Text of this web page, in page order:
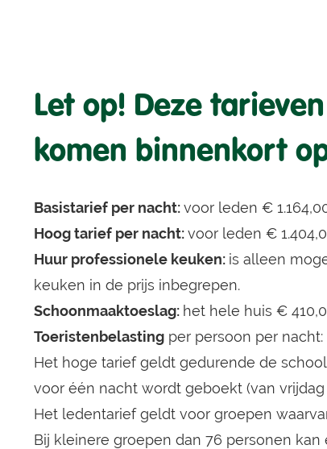
Let op! Deze
komen binnenkort
Basistarief per nacht:voor leden €
Hoog tarief per nacht:voor leden €
Huur professionele keuken: is alleen
keuken in de prijs inbegrepen.
Schoonmaaktoeslag: het hele huis €
Toeristenbelastingper persoon per nacht:
Het hoge tarief geldt gedurende de
voor één nacht wordt geboekt (van
Het ledentarief geldt voor groepen
Bij kleinere groepen dan 76 personen